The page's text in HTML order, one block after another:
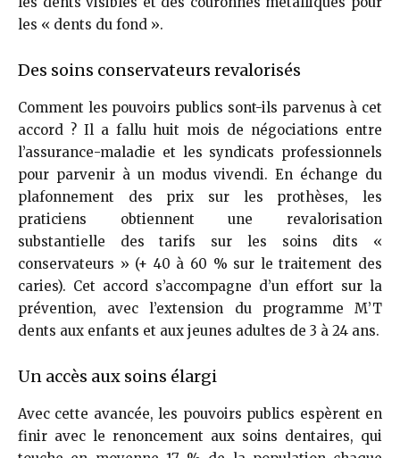
les « dents du fond ».
Des soins conservateurs revalorisés
Comment les pouvoirs publics sont-ils parvenus à cet
accord ? Il a fallu huit mois de négociations entre
l’assurance-maladie et les syndicats professionnels
pour parvenir à un modus vivendi. En échange du
plafonnement des prix sur les prothèses, les
praticiens obtiennent une revalorisation
substantielle des tarifs sur les soins dits «
conservateurs » (+ 40 à 60 % sur le traitement des
caries). Cet accord s’accompagne d’un effort sur la
prévention, avec l’extension du programme M’T
dents aux enfants et aux jeunes adultes de 3 à 24 ans.
Un accès aux soins élargi
Avec cette avancée, les pouvoirs publics espèrent en
finir avec le renoncement aux soins dentaires, qui